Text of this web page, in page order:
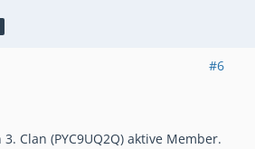
#6
Clan (PYC9UQ2Q) aktive Member.